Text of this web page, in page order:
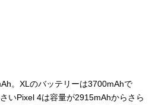
。XLのバッテリーは3700mAhで
いPixel 4は容量が2915mAhからさら